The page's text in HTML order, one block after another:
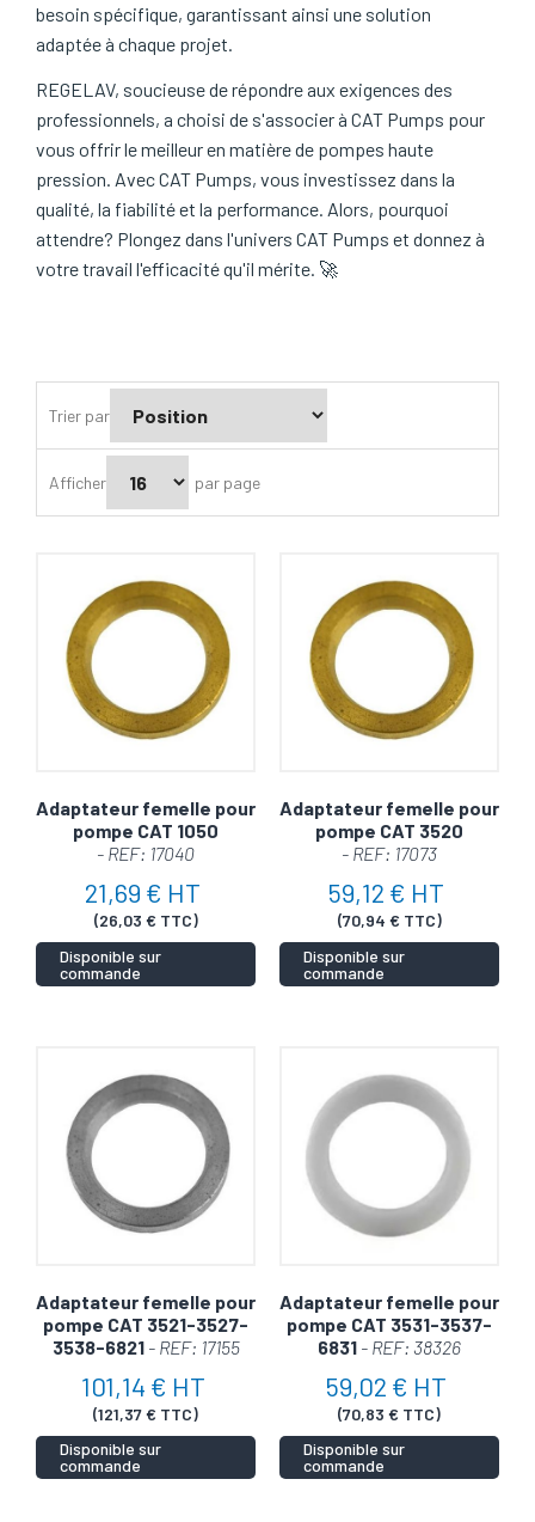
besoin spécifique, garantissant ainsi une solution
adaptée à chaque projet.
REGELAV, soucieuse de répondre aux exigences des
professionnels, a choisi de s'associer à CAT Pumps pour
vous offrir le meilleur en matière de pompes haute
pression. Avec CAT Pumps, vous investissez dans la
qualité, la fiabilité et la performance. Alors, pourquoi
attendre? Plongez dans l'univers CAT Pumps et donnez à
votre travail l'efficacité qu'il mérite. 🚀
Trier par
Afficher par page
Adaptateur femelle pour
pompe CAT 1050
- REF: 17040
21,69 € HT
(26,03 € TTC)
Disponible sur
commande
Adaptateur femelle pour
pompe CAT 3520
- REF: 17073
59,12 € HT
(70,94 € TTC)
Disponible sur
commande
Adaptateur femelle pour
pompe CAT 3521-3527-
3538-6821 - REF: 17155
101,14 € HT
(121,37 € TTC)
Disponible sur
commande
Adaptateur femelle pour
pompe CAT 3531-3537-
6831 - REF: 38326
59,02 € HT
(70,83 € TTC)
Disponible sur
commande